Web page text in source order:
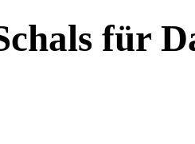
für